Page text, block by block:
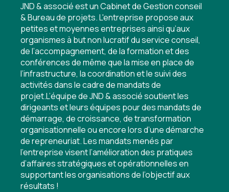
JND & associé est un Cabinet de Gestion conseil
& Bureau de projets. L'entreprise propose aux
petites et moyennes entreprises ainsi qu’aux
organismes à but non lucratif du service conseil,
de l’accompagnement, de la formation et des
conférences de même que la mise en place de
l’infrastructure, la coordination et le suivi des
activités dans le cadre de mandats de
projet.L’équipe de JND & associé soutient les
dirigeants et leurs équipes pour des mandats de
démarrage, de croissance, de transformation
organisationnelle ou encore lors d’une démarche
de repreneuriat. Les mandats menés par
l’entreprise visent l’amélioration des pratiques
d’affaires stratégiques et opérationnelles en
supportant les organisations de l’objectif aux
résultats !